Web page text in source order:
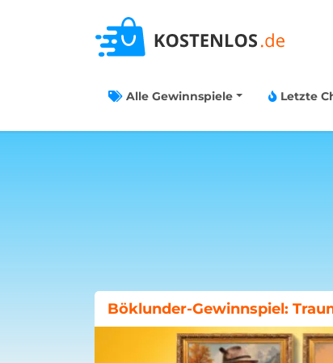
Alle Gewinnspiele Letzte
Aktion Mensch-Gewinnspiel: